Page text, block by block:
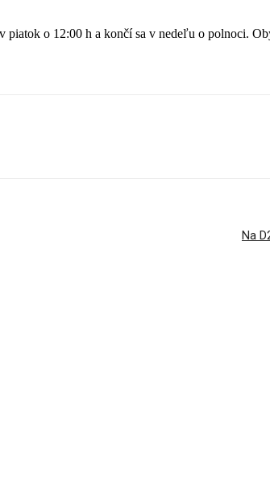
o 12:00 h a končí sa v nedeľu o polnoci.
Na